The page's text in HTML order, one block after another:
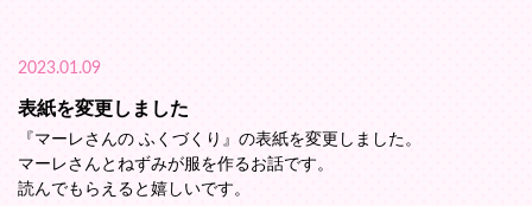
2023.01.09
表紙を変更しました
『マーレさんの ふくづくり』の表紙を変更しました。
マーレさんとねずみが服を作るお話です。
読んでもらえると嬉しいです。